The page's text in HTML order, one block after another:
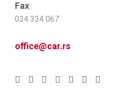
Fax
034 334 067
office@car.rs